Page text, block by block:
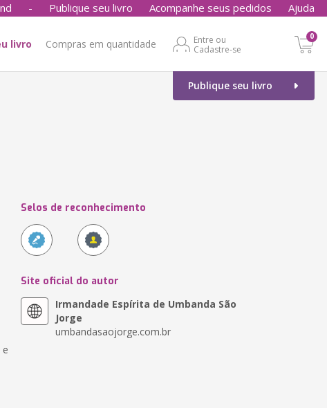
- Publique seu livro Acompanhe seus pedidos Ajuda
livro Compras em quantidade
Entre ou
Cadastre-se
0
Publique seu livro
e
Selos de reconhecimento
Site oficial do autor
Irmandade Espírita de Umbanda São
Jorge
umbandasaojorge.com.br